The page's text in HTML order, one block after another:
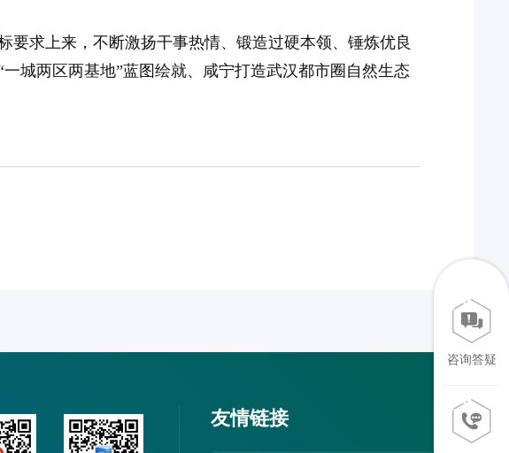
求上来，不断激扬干事热情、锻造过硬本领、锤炼优良
城两区两基地”蓝图绘就、咸宁打造武汉都市圈自然生态
友情链接
咨询答疑